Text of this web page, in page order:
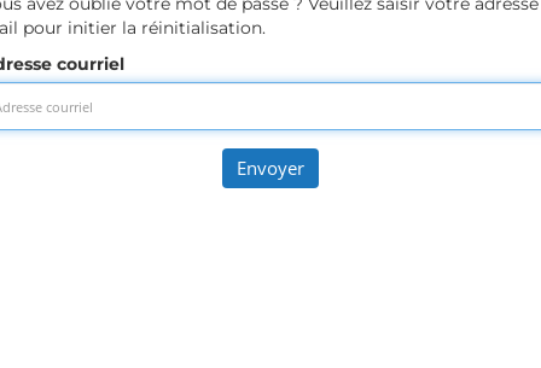
pour initier la réinitialisation.
courriel
Envoyer